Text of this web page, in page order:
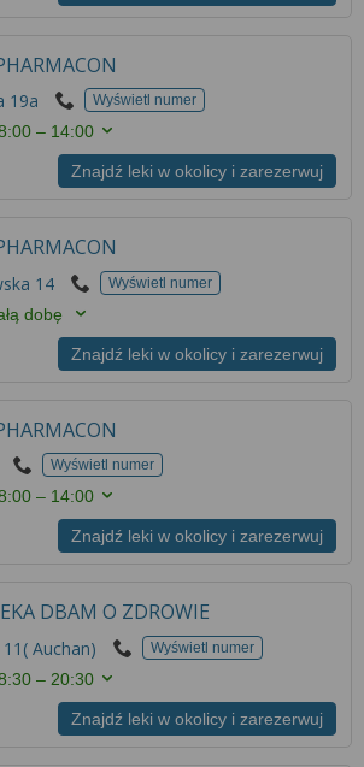
19a Wyświetl numer
– 14:00
Znajdź leki w okolicy i zarezerwuj
14 Wyświetl numer
dobę
Znajdź leki w okolicy i zarezerwuj
Wyświetl numer
– 14:00
Znajdź leki w okolicy i zarezerwuj
DBAM O ZDROWIE
Auchan) Wyświetl numer
– 20:30
Znajdź leki w okolicy i zarezerwuj